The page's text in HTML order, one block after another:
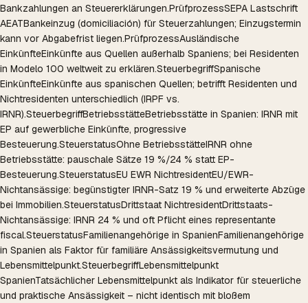
Bankzahlungen an Steuererklärungen.PrüfprozessSEPA Lastschrift
AEATBankeinzug (domiciliación) für Steuerzahlungen; Einzugstermin
kann vor Abgabefrist liegen.PrüfprozessAusländische
EinkünfteEinkünfte aus Quellen außerhalb Spaniens; bei Residenten
in Modelo 100 weltweit zu erklären.SteuerbegriffSpanische
EinkünfteEinkünfte aus spanischen Quellen; betrifft Residenten und
Nichtresidenten unterschiedlich (IRPF vs.
IRNR).SteuerbegriffBetriebsstätteBetriebsstätte in Spanien: IRNR mit
EP auf gewerbliche Einkünfte, progressive
Besteuerung.SteuerstatusOhne BetriebsstätteIRNR ohne
Betriebsstätte: pauschale Sätze 19 %/24 % statt EP-
Besteuerung.SteuerstatusEU EWR NichtresidentEU/EWR-
Nichtansässige: begünstigter IRNR-Satz 19 % und erweiterte Abzüge
bei Immobilien.SteuerstatusDrittstaat NichtresidentDrittstaats-
Nichtansässige: IRNR 24 % und oft Pflicht eines representante
fiscal.SteuerstatusFamilienangehörige in SpanienFamilienangehörige
in Spanien als Faktor für familiäre Ansässigkeitsvermutung und
Lebensmittelpunkt.SteuerbegriffLebensmittelpunkt
SpanienTatsächlicher Lebensmittelpunkt als Indikator für steuerliche
und praktische Ansässigkeit – nicht identisch mit bloßem